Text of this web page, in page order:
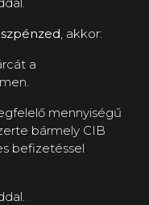
, akkor:
a
mennyiségű
bármely CIB
befizetéssel